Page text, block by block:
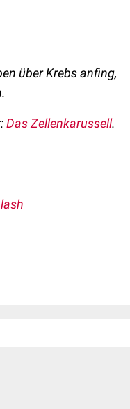
über Krebs anfing,
Das Zellenkarussell.